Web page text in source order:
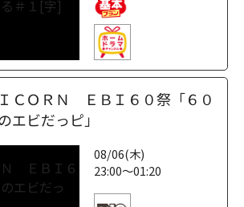
ＣＯＲＮ ＥＢＩ６０祭「６０
エビだっピ」
08/06(木)
23:00～01:20